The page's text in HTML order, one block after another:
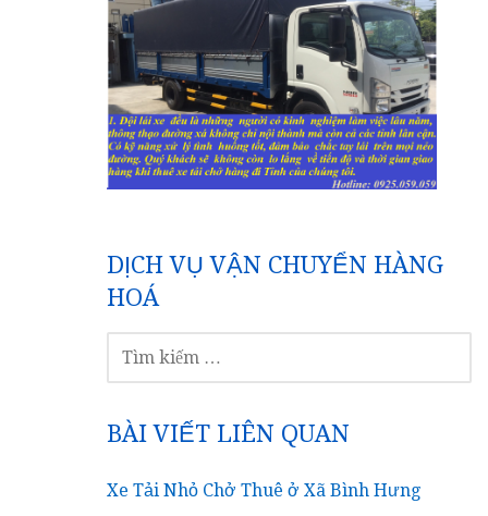
DỊCH VỤ VẬN CHUYỂN HÀNG
HOÁ
KIẾM
BÀI VIẾT LIÊN QUAN
Xe Tải Nhỏ Chở Thuê ở Xã Bình Hưng